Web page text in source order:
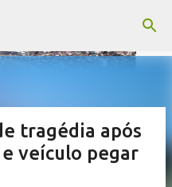
principal
tragédia após
veículo pegar